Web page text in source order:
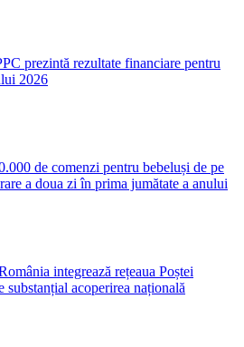
prezintă rezultate financiare pentru
2026
de comenzi pentru bebeluși de pe
a doua zi în prima jumătate a anului
integrează rețeaua Poștei
substanțial acoperirea națională